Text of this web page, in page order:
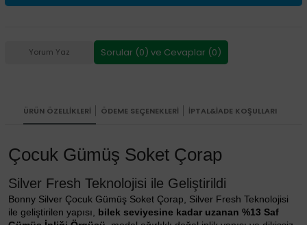
Yorum Yaz Sorular (0) ve Cevaplar (0)
ÜRÜN ÖZELLIKLERI ÖDEME SEÇENEKLERI İPTAL&İADE KOŞULLARI
Çocuk Gümüş Soket Çorap
Silver Fresh Teknolojisi ile Geliştirildi
Bonny Silver Çocuk Gümüş Soket Çorap, Silver Fresh Teknolojisi
ile geliştirilen yapısı, bilek seviyesine kadar uzanan %13 Saf